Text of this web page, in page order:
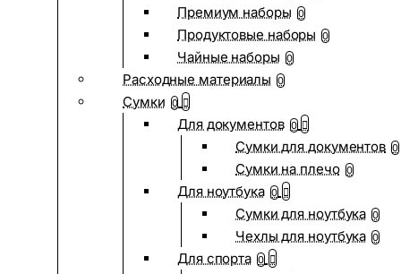
Премиум наборы 0
Продуктовые наборы 0
Чайные наборы 0
Расходные материалы 0
Сумки 0
Для документов 0
Сумки для документов 0
Сумки на плечо 0
Для ноутбука 0
Сумки для ноутбука 0
Чехлы для ноутбука 0
Для спорта 0